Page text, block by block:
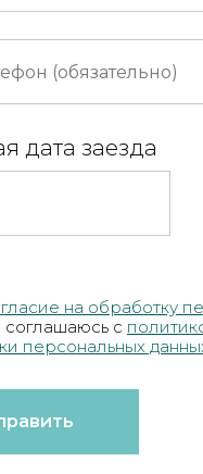
дата заезда
на обработку
соглашаюсь c полит
персональных